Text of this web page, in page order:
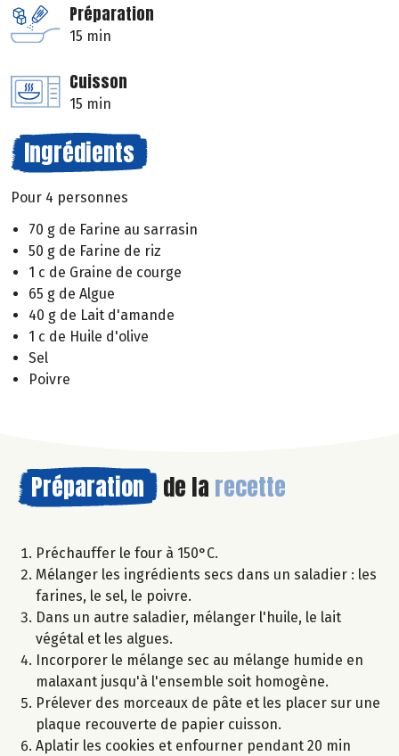
Préparation
15 min
Cuisson
15 min
Ingrédients
Pour 4 personnes
70 g de Farine au sarrasin
50 g de Farine de riz
1 c de Graine de courge
65 g de Algue
40 g de Lait d'amande
1 c de Huile d'olive
Sel
Poivre
Préparation de la recette
Préchauffer le four à 150°C.
Mélanger les ingrédients secs dans un saladier : les
farines, le sel, le poivre.
Dans un autre saladier, mélanger l'huile, le lait
végétal et les algues.
Incorporer le mélange sec au mélange humide en
malaxant jusqu'à l'ensemble soit homogène.
Prélever des morceaux de pâte et les placer sur une
plaque recouverte de papier cuisson.
Aplatir les cookies et enfourner pendant 20 min